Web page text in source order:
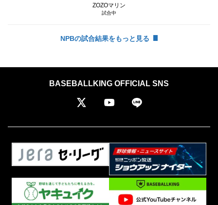
ZOZOマリン
試合中
NPBの試合結果をもっと見る
BASEBALLKING OFFICIAL SNS